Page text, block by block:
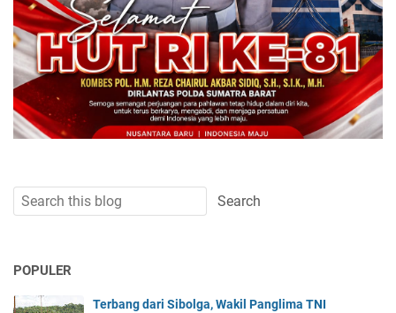
POPULER
Terbang dari Sibolga, Wakil Panglima TNI